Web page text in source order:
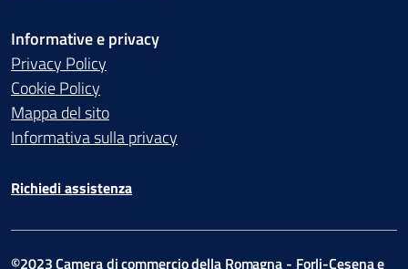
Informative e privacy
Privacy Policy
Cookie Policy
Mappa del sito
Informativa sulla privacy
Richiedi assistenza
©2023 Camera di commercio della Romagna - Forli-Cesena e